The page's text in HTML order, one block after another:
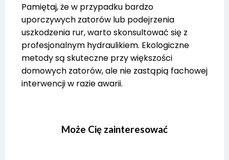
Pamiętaj, że w przypadku bardzo
uporczywych zatorów lub podejrzenia
uszkodzenia rur, warto skonsultować się z
profesjonalnym hydraulikiem. Ekologiczne
metody są skuteczne przy większości
domowych zatorów, ale nie zastąpią fachowej
interwencji w razie awarii.
Może Cię zainteresować